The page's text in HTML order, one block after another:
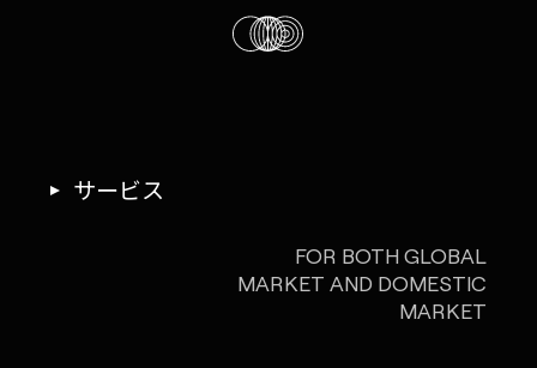
サービス
FOR BOTH GLOBAL
MARKET AND DOMESTIC
MARKET